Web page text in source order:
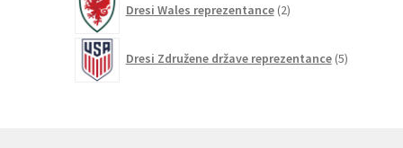
Dresi Wales reprezentance 2izdelka
Dresi Združene države reprezentance 5izdelkov